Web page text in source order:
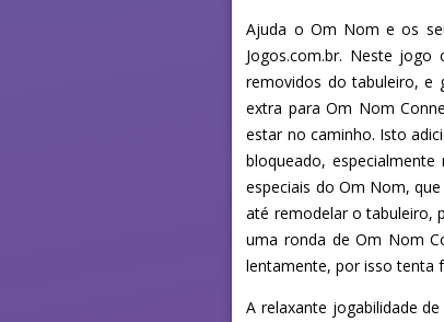
Ajuda o Om Nom e os
Jogos.com.br. Neste
removidos do tabuleiro, e
extra para Om Nom
estar no caminho. Isto
bloqueado,
especiais do Om Nom,
até remodelar o tabuleiro,
uma ronda de Om Nom
lentamente, por isso tenta
A relaxante jogabilidade